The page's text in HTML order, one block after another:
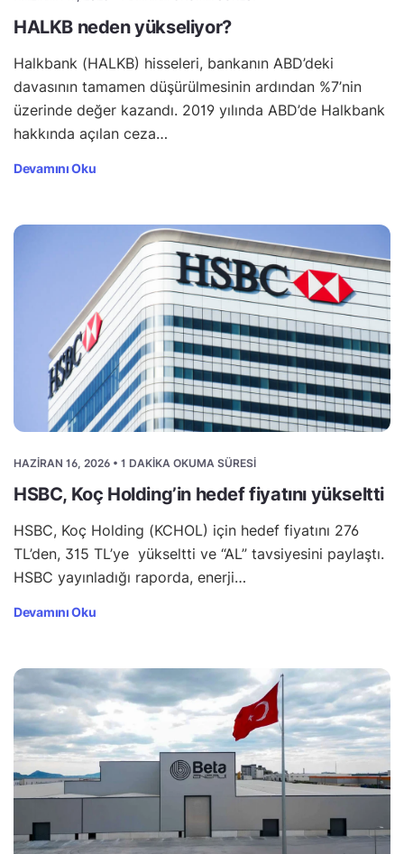
HALKB neden yükseliyor?
Halkbank (HALKB) hisseleri, bankanın ABD’deki
davasının tamamen düşürülmesinin ardından %7’nin
üzerinde değer kazandı. 2019 yılında ABD’de Halkbank
hakkında açılan ceza…
Devamını Oku
HAZIRAN 16, 2026 • 1 DAKIKA OKUMA SÜRESI
HSBC, Koç Holding’in hedef fiyatını yükseltti
HSBC, Koç Holding (KCHOL) için hedef fiyatını 276
TL’den, 315 TL’ye yükseltti ve “AL” tavsiyesini paylaştı.
HSBC yayınladığı raporda, enerji…
Devamını Oku